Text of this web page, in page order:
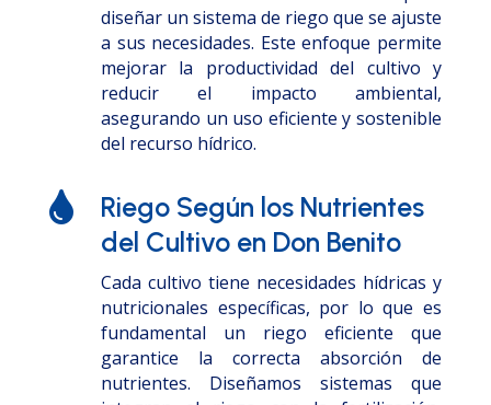
diseñar un sistema de riego que se ajuste
a sus necesidades. Este enfoque permite
mejorar la productividad del cultivo y
reducir el impacto ambiental,
asegurando un uso eficiente y sostenible
del recurso hídrico.

Riego Según los Nutrientes
del Cultivo en Don Benito
Cada cultivo tiene necesidades hídricas y
nutricionales específicas, por lo que es
fundamental un riego eficiente que
garantice la correcta absorción de
nutrientes. Diseñamos sistemas que